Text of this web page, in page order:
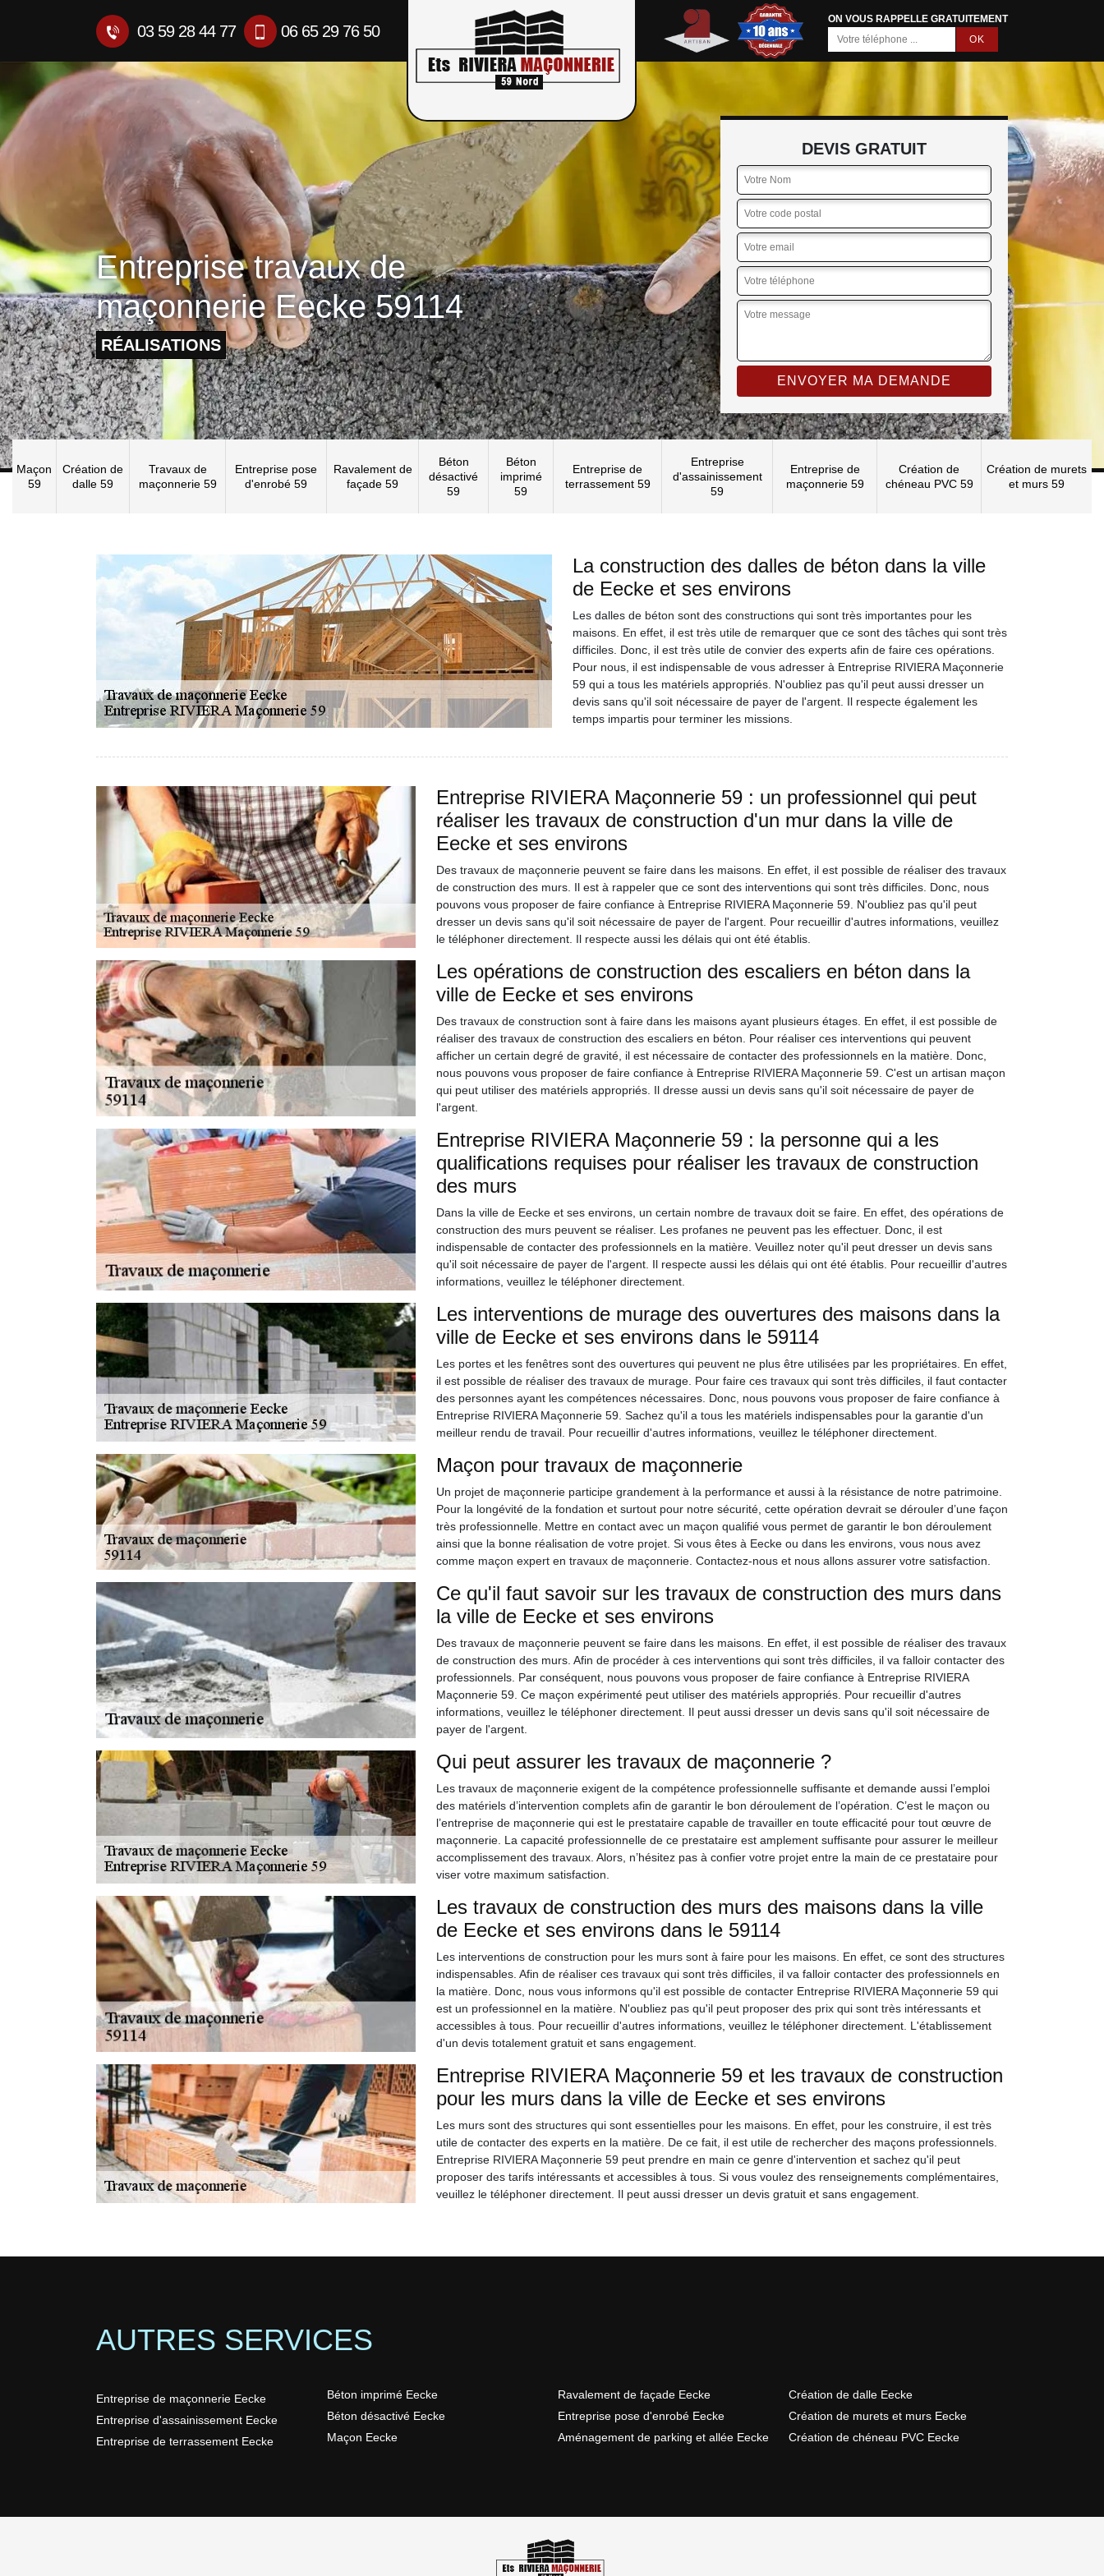
03 59 28 44 77 06 65 29 76 50
ON VOUS RAPPELLE GRATUITEMENT
Entreprise travaux de
maçonnerie Eecke 59114
RÉALISATIONS
DEVIS GRATUIT
Maçon
59
Création de
dalle 59
Travaux de
maçonnerie 59
Entreprise pose
d'enrobé 59
Ravalement de
façade 59
Béton
désactivé
59
Béton
imprimé
59
Entreprise de
terrassement 59
Entreprise
d'assainissement
59
Entreprise de
maçonnerie 59
Création de
chéneau PVC 59
Création de murets
et murs 59
La construction des dalles de béton dans la ville
de Eecke et ses environs
Les dalles de béton sont des constructions qui sont très importantes pour les
maisons. En effet, il est très utile de remarquer que ce sont des tâches qui sont très
difficiles. Donc, il est très utile de convier des experts afin de faire ces opérations.
Pour nous, il est indispensable de vous adresser à Entreprise RIVIERA Maçonnerie
59 qui a tous les matériels appropriés. N'oubliez pas qu'il peut aussi dresser un
devis sans qu'il soit nécessaire de payer de l'argent. Il respecte également les
temps impartis pour terminer les missions.
Entreprise RIVIERA Maçonnerie 59 : un professionnel qui peut
réaliser les travaux de construction d'un mur dans la ville de
Eecke et ses environs
Des travaux de maçonnerie peuvent se faire dans les maisons. En effet, il est possible de réaliser des travaux
de construction des murs. Il est à rappeler que ce sont des interventions qui sont très difficiles. Donc, nous
pouvons vous proposer de faire confiance à Entreprise RIVIERA Maçonnerie 59. N'oubliez pas qu'il peut
dresser un devis sans qu'il soit nécessaire de payer de l'argent. Pour recueillir d'autres informations, veuillez
le téléphoner directement. Il respecte aussi les délais qui ont été établis.
Les opérations de construction des escaliers en béton dans la
ville de Eecke et ses environs
Des travaux de construction sont à faire dans les maisons ayant plusieurs étages. En effet, il est possible de
réaliser des travaux de construction des escaliers en béton. Pour réaliser ces interventions qui peuvent
afficher un certain degré de gravité, il est nécessaire de contacter des professionnels en la matière. Donc,
nous pouvons vous proposer de faire confiance à Entreprise RIVIERA Maçonnerie 59. C'est un artisan maçon
qui peut utiliser des matériels appropriés. Il dresse aussi un devis sans qu'il soit nécessaire de payer de
l'argent.
Entreprise RIVIERA Maçonnerie 59 : la personne qui a les
qualifications requises pour réaliser les travaux de construction
des murs
Dans la ville de Eecke et ses environs, un certain nombre de travaux doit se faire. En effet, des opérations de
construction des murs peuvent se réaliser. Les profanes ne peuvent pas les effectuer. Donc, il est
indispensable de contacter des professionnels en la matière. Veuillez noter qu'il peut dresser un devis sans
qu'il soit nécessaire de payer de l'argent. Il respecte aussi les délais qui ont été établis. Pour recueillir d'autres
informations, veuillez le téléphoner directement.
Les interventions de murage des ouvertures des maisons dans la
ville de Eecke et ses environs dans le 59114
Les portes et les fenêtres sont des ouvertures qui peuvent ne plus être utilisées par les propriétaires. En effet,
il est possible de réaliser des travaux de murage. Pour faire ces travaux qui sont très difficiles, il faut contacter
des personnes ayant les compétences nécessaires. Donc, nous pouvons vous proposer de faire confiance à
Entreprise RIVIERA Maçonnerie 59. Sachez qu'il a tous les matériels indispensables pour la garantie d'un
meilleur rendu de travail. Pour recueillir d'autres informations, veuillez le téléphoner directement.
Maçon pour travaux de maçonnerie
Un projet de maçonnerie participe grandement à la performance et aussi à la résistance de notre patrimoine.
Pour la longévité de la fondation et surtout pour notre sécurité, cette opération devrait se dérouler d’une façon
très professionnelle. Mettre en contact avec un maçon qualifié vous permet de garantir le bon déroulement
ainsi que la bonne réalisation de votre projet. Si vous êtes à Eecke ou dans les environs, vous nous avez
comme maçon expert en travaux de maçonnerie. Contactez-nous et nous allons assurer votre satisfaction.
Ce qu'il faut savoir sur les travaux de construction des murs dans
la ville de Eecke et ses environs
Des travaux de maçonnerie peuvent se faire dans les maisons. En effet, il est possible de réaliser des travaux
de construction des murs. Afin de procéder à ces interventions qui sont très difficiles, il va falloir contacter des
professionnels. Par conséquent, nous pouvons vous proposer de faire confiance à Entreprise RIVIERA
Maçonnerie 59. Ce maçon expérimenté peut utiliser des matériels appropriés. Pour recueillir d'autres
informations, veuillez le téléphoner directement. Il peut aussi dresser un devis sans qu'il soit nécessaire de
payer de l'argent.
Qui peut assurer les travaux de maçonnerie ?
Les travaux de maçonnerie exigent de la compétence professionnelle suffisante et demande aussi l’emploi
des matériels d’intervention complets afin de garantir le bon déroulement de l’opération. C’est le maçon ou
l’entreprise de maçonnerie qui est le prestataire capable de travailler en toute efficacité pour tout œuvre de
maçonnerie. La capacité professionnelle de ce prestataire est amplement suffisante pour assurer le meilleur
accomplissement des travaux. Alors, n’hésitez pas à confier votre projet entre la main de ce prestataire pour
viser votre maximum satisfaction.
Les travaux de construction des murs des maisons dans la ville
de Eecke et ses environs dans le 59114
Les interventions de construction pour les murs sont à faire pour les maisons. En effet, ce sont des structures
indispensables. Afin de réaliser ces travaux qui sont très difficiles, il va falloir contacter des professionnels en
la matière. Donc, nous vous informons qu'il est possible de contacter Entreprise RIVIERA Maçonnerie 59 qui
est un professionnel en la matière. N'oubliez pas qu'il peut proposer des prix qui sont très intéressants et
accessibles à tous. Pour recueillir d'autres informations, veuillez le téléphoner directement. L'établissement
d'un devis totalement gratuit et sans engagement.
Entreprise RIVIERA Maçonnerie 59 et les travaux de construction
pour les murs dans la ville de Eecke et ses environs
Les murs sont des structures qui sont essentielles pour les maisons. En effet, pour les construire, il est très
utile de contacter des experts en la matière. De ce fait, il est utile de rechercher des maçons professionnels.
Entreprise RIVIERA Maçonnerie 59 peut prendre en main ce genre d'intervention et sachez qu'il peut
proposer des tarifs intéressants et accessibles à tous. Si vous voulez des renseignements complémentaires,
veuillez le téléphoner directement. Il peut aussi dresser un devis gratuit et sans engagement.
AUTRES SERVICES
Entreprise de maçonnerie Eecke
Entreprise d'assainissement Eecke
Entreprise de terrassement Eecke
Béton imprimé Eecke
Béton désactivé Eecke
Maçon Eecke
Ravalement de façade Eecke
Entreprise pose d'enrobé Eecke
Aménagement de parking et allée Eecke
Création de dalle Eecke
Création de murets et murs Eecke
Création de chéneau PVC Eecke